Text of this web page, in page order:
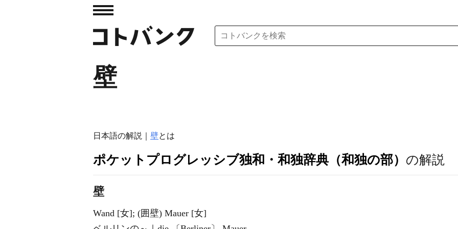
壁
日本語の解説｜ 壁とは
ポケットプログレッシブ独和・和独辞典（和独の部） の解説
壁
Wand [女]; (囲壁) Mauer [女]